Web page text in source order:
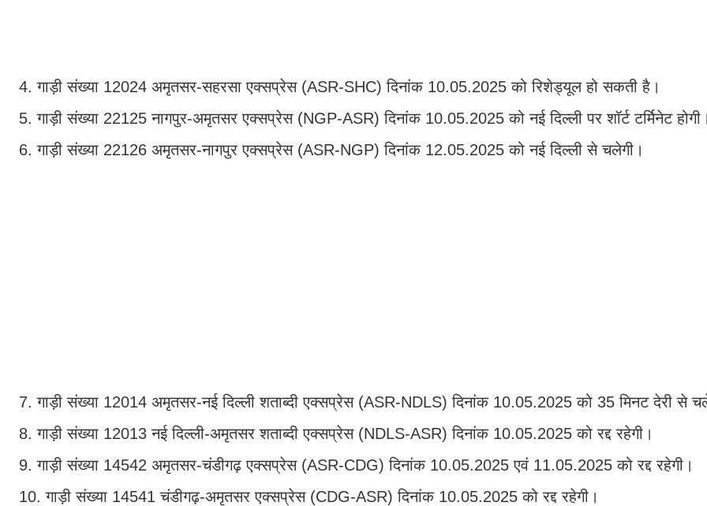
4. गाड़ी संख्या 12024 अमृतसर-सहरसा एक्सप्रेस (ASR-SHC) दिनांक 10.05.2025 को रिशेड्यूल हो सकती है।
5. गाड़ी संख्या 22125 नागपुर-अमृतसर एक्सप्रेस (NGP-ASR) दिनांक 10.05.2025 को नई दिल्ली पर शॉर्ट टर्मिनेट होगी।
6. गाड़ी संख्या 22126 अमृतसर-नागपुर एक्सप्रेस (ASR-NGP) दिनांक 12.05.2025 को नई दिल्ली से चलेगी।
7. गाड़ी संख्या 12014 अमृतसर-नई दिल्ली शताब्दी एक्सप्रेस (ASR-NDLS) दिनांक 10.05.2025 को 35 मिनट देरी से
8. गाड़ी संख्या 12013 नई दिल्ली-अमृतसर शताब्दी एक्सप्रेस (NDLS-ASR) दिनांक 10.05.2025 को रद्द रहेगी।
9. गाड़ी संख्या 14542 अमृतसर-चंडीगढ़ एक्सप्रेस (ASR-CDG) दिनांक 10.05.2025 एवं 11.05.2025 को रद्द रहेगी।
10. गाड़ी संख्या 14541 चंडीगढ़-अमृतसर एक्सप्रेस (CDG-ASR) दिनांक 10.05.2025 को रद्द रहेगी।